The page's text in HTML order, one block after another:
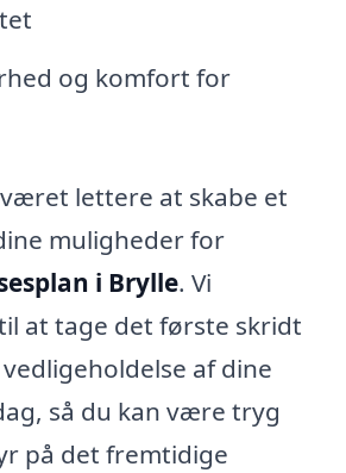
og komfort for
lettere at skabe et
muligheder for
i Brylle. Vi
at tage det første skridt
af dine
så du kan være tryg
på det fremtidige